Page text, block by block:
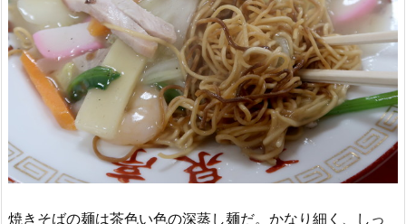
焼きそばの麺は茶色い色の深蒸し麺だ。かなり細く、しっ